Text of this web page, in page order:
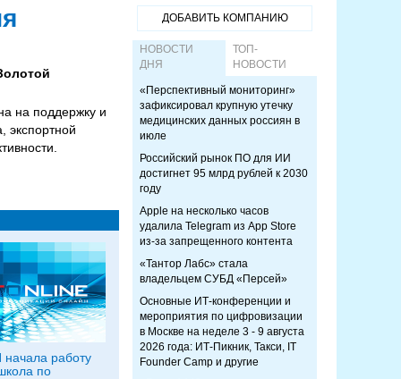
на поддержку и
экспортной
работу
по
ДОБАВИТЬ КОМПАНИЮ
НОВОСТИ
ДНЯ
ТОП-
НОВОСТИ
«Перспективный мониторинг»
зафиксировал крупную утечку
медицинских данных россиян в
июле
Российский рынок ПО для ИИ
достигнет 95 млрд рублей к 2030
году
Apple на несколько часов
удалила Telegram из App Store
из-за запрещенного контента
«Тантор Лабс» стала
владельцем СУБД «Персей»
Основные ИТ-конференции и
мероприятия по цифровизации
в Москве на неделе 3 - 9 августа
2026 года: ИТ-Пикник, Такси, IT
Founder Camp и другие